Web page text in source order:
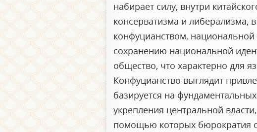
набирает силу, внутри
консерватизма и либерализма,
конфуцианством, национальной
сохранению национальной
общество, что характерно для
Конфуцианство выглядит
базируется на
укрепления центральной
помощью которых бюрократия